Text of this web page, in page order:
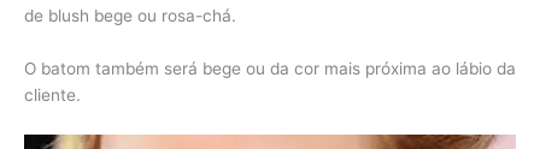
de blush bege ou rosa-chá.
O batom também será bege ou da cor mais próxima ao lábio da
cliente.